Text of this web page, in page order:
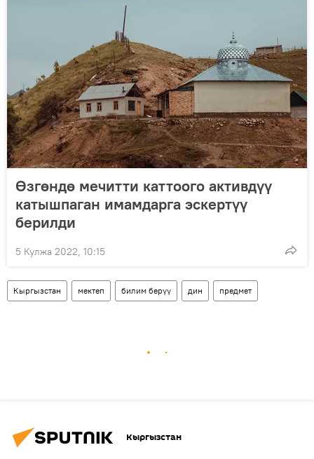
Өзгөндө мечитти каттоого активдүү
катышпаган имамдарга эскертүү
берилди
5 Кулжа 2022, 10:15
Кыргызстан мектеп билим берүү дин предмет
Кыргызстан